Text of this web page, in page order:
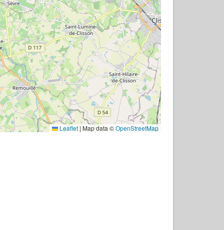
Leaflet | Map data ©OpenStreetMap